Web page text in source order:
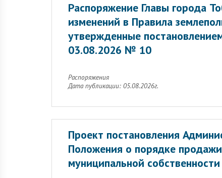
Распоряжение Главы города
изменений в Правила
утвержденные
03.08.2026 № 10
Распоряжения
Дата публикации: 05.08.2026г.
Проект постановления
Положения о порядке
муниципальной